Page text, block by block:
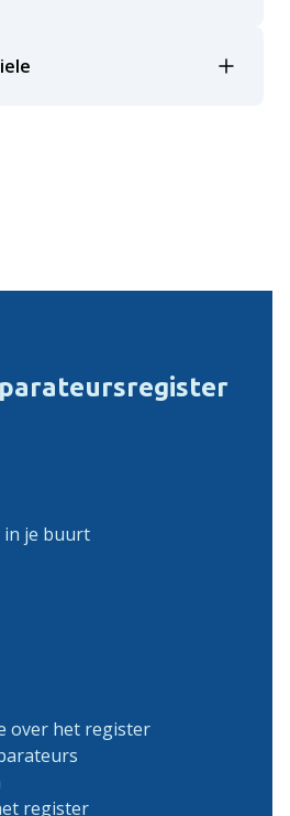
in je buurt
over het register
register